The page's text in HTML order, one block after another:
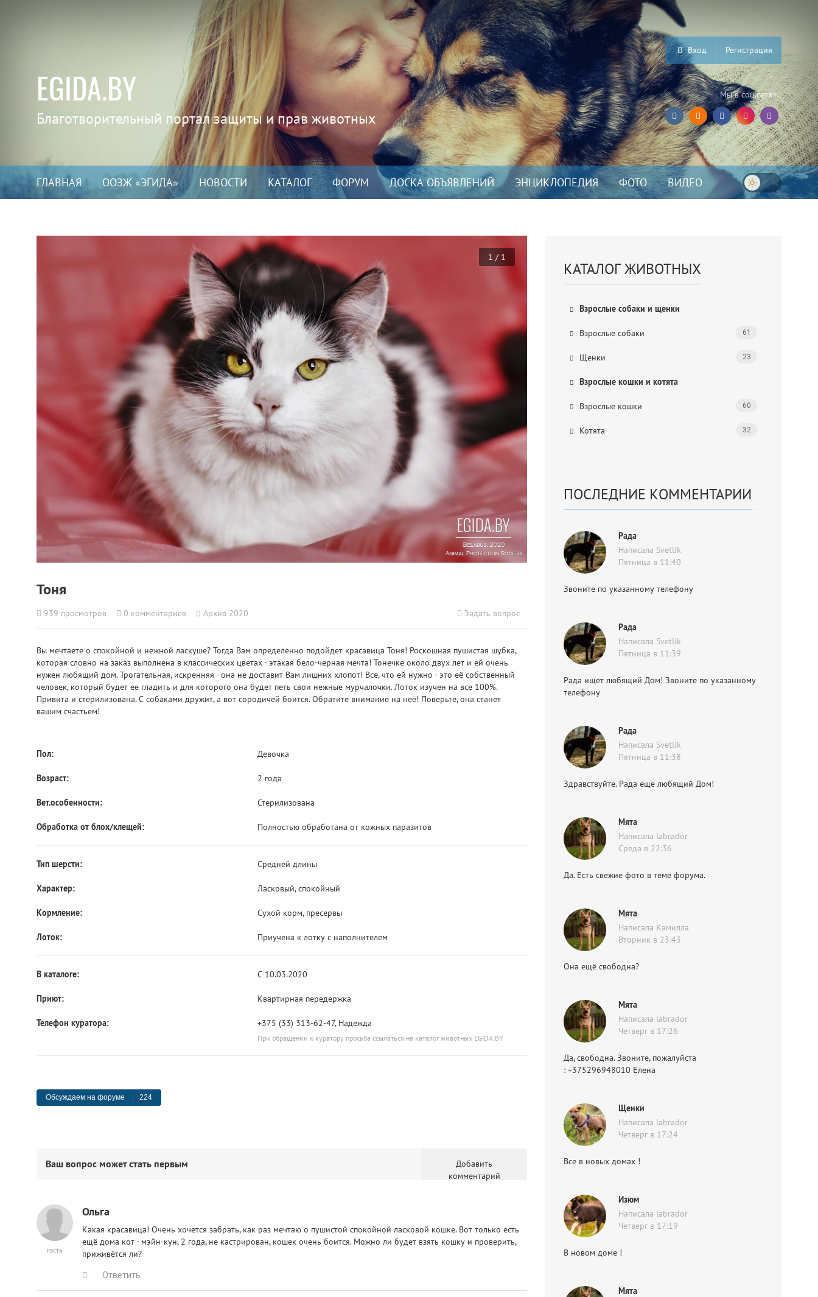
EGIDA.BY
Благотворительный портал защиты и прав животных
Вход Регистрация
Мы в соц.сетях:
ГЛАВНАЯ ООЗЖ «ЭГИДА» НОВОСТИ КАТАЛОГ ФОРУМ ДОСКА ОБЪЯВЛЕНИЙ ЭНЦИКЛОПЕДИЯ ФОТО ВИДЕО
1 / 1
Тоня
939 просмотров 0 комментариев Архив 2020 Задать вопрос
Вы мечтаете о спокойной и нежной ласкуше? Тогда Вам определенно подойдет красавица Тоня! Роскошная пушистая шубка,
которая словно на заказ выполнена в классических цветах - этакая бело-черная мечта! Тонечке около двух лет и ей очень
нужен любящий дом. Трогательная, искренняя - она не доставит Вам лишних хлопот! Все, что ей нужно - это её собственный
человек, который будет ее гладить и для которого она будет петь свои нежные мурчалочки. Лоток изучен на все 100%.
Привита и стерилизована. С собаками дружит, а вот сородичей боится. Обратите внимание на неё! Поверьте, она станет
вашим счастьем!
Пол: Девочка
Возраст: 2 года
Вет.особенности: Стерилизована
Обработка от блох/клещей: Полностью обработана от кожных паразитов
Тип шерсти: Средней длины
Характер: Ласковый, спокойный
Кормление: Сухой корм, пресервы
Лоток: Приучена к лотку с наполнителем
В каталоге: С 10.03.2020
Приют: Квартирная передержка
Телефон куратора: +375 (33) 313-62-47, Надежда
При обращении к куратору просьба ссылаться на каталог животных EGIDA.BY
Обсуждаем на форуме 224
Добавить
комментарий
Ваш вопрос может стать первым
гость
Ольга
Какая красавица! Очень хочется забрать, как раз мечтаю о пушистой спокойной ласковой кошке. Вот только есть
ещё дома кот - мэйн-кун, 2 года, не кастрирован, кошек очень боится. Можно ли будет взять кошку и проверить,
приживётся ли?
Ответить
КАТАЛОГ ЖИВОТНЫХ
Взрослые собаки и щенки
Взрослые собаки 61
Щенки 23
Взрослые кошки и котята
Взрослые кошки 60
Котята 32
ПОСЛЕДНИЕ КОММЕНТАРИИ
Рада
Написала Svetlik
Пятница в 11:40
Звоните по указанному телефону
Рада
Написала Svetlik
Пятница в 11:39
Рада ищет любящий Дом! Звоните по указанному
телефону
Рада
Написала Svetlik
Пятница в 11:38
Здравствуйте. Рада еще любящий Дом!
Мята
Написала labrador
Среда в 22:36
Да. Есть свежие фото в теме форума.
Мята
Написала Камилла
Вторник в 23:43
Она ещё свободна?
Мята
Написала labrador
Четверг в 17:26
Да, свободна. Звоните, пожалуйста
: +375296948010 Елена
Щенки
Написала labrador
Четверг в 17:24
Все в новых домах !
Изюм
Написала labrador
Четверг в 17:19
В новом доме !
Мята